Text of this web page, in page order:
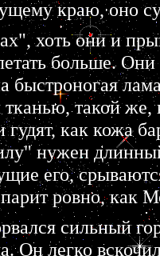
краю, оно
хоть они и
больше. Они
быстроногая
такой
как кожа
нужен
его,
ровно, как
сильный
Он легко